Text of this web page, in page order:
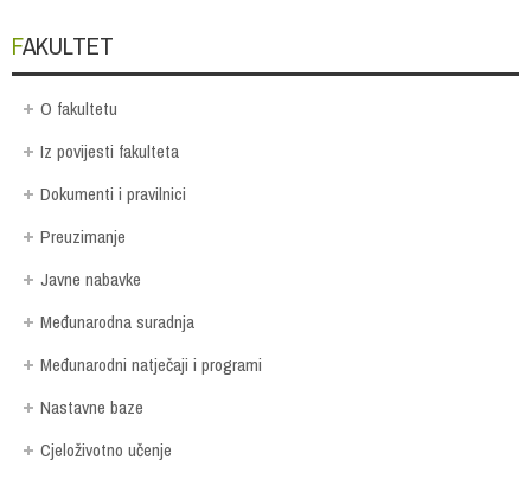
FAKULTET
O fakultetu
Iz povijesti fakulteta
Dokumenti i pravilnici
Preuzimanje
Javne nabavke
Međunarodna suradnja
Međunarodni natječaji i programi
Nastavne baze
Cjeloživotno učenje